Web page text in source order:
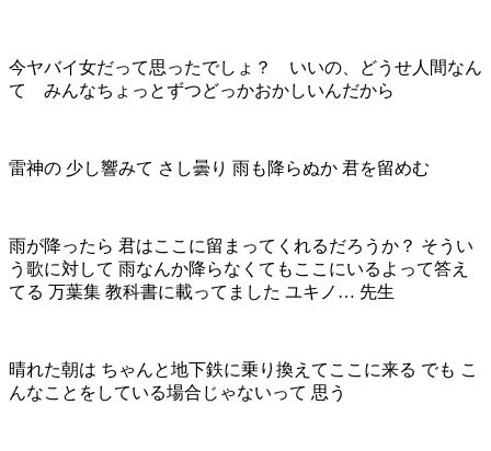
今ヤバイ女だって思ったでしょ？ いいの、どうせ人間なん
て みんなちょっとずつどっかおかしいんだから
雷神の 少し響みて さし曇り 雨も降らぬか 君を留めむ
雨が降ったら 君はここに留まってくれるだろうか？ そうい
う歌に対して 雨なんか降らなくてもここにいるよって答え
てる 万葉集 教科書に載ってました ユキノ… 先生
晴れた朝は ちゃんと地下鉄に乗り換えてここに来る でも こ
んなことをしている場合じゃないって 思う